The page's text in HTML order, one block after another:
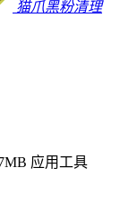
猫爪黑粉清理
应用工具